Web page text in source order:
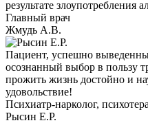
результате злоупотребления
Главный врач
Жмудь А.В.
Пациент, успешно
осознанный выбор в пользу
прожить жизнь достойно и
удовольствие!
Психиатр-нарколог,
Рысин Е.Р.